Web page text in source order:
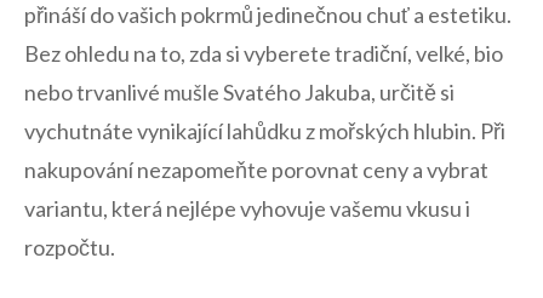
přináší do vašich pokrmů jedinečnou chuť a estetiku.
Bez ⁤ohledu na to, zda si vyberete tradiční, velké, bio
nebo trvanlivé mušle Svatého ‌Jakuba,⁢ určitě si⁢
vychutnáte vynikající lahůdku z mořských hlubin. ⁤Při
nakupování nezapomeňte porovnat ceny a ⁤vybrat
variantu, která nejlépe​ vyhovuje vašemu vkusu‍ i
rozpočtu.